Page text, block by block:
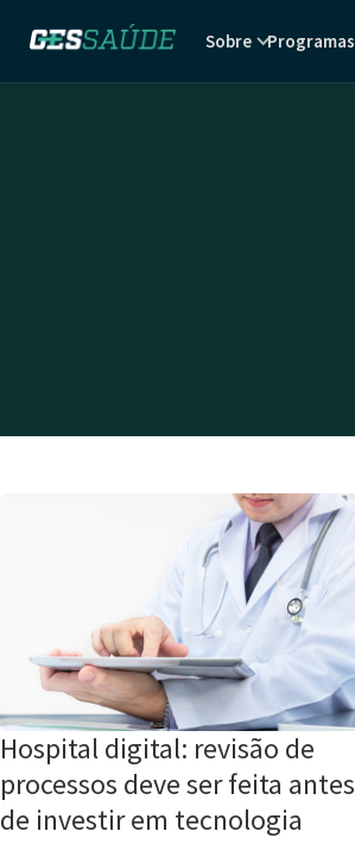
Sobre Programas
Hospital digital: revisão de
processos deve ser feita antes
de investir em tecnologia